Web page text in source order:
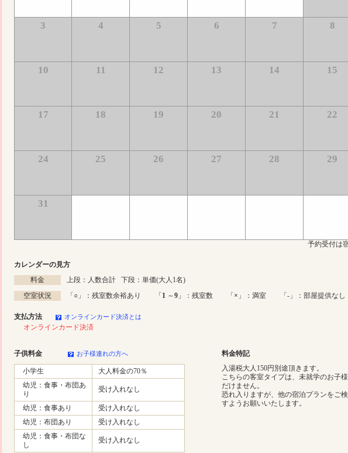
3 4 5 6 7 8
10 11 12 13 14 15
17 18 19 20 21 22
24 25 26 27 28 29
31
予約受付は
カレンダーの見方
料金
上段：人数合計 下段：単価(大人1名)
空室状況
「○ 」：残室数余裕あり 「1 ～9 」：残室数 「× 」：満室 「-」：部屋提供なし
支払方法 オンラインカード決済とは
オンラインカード決済
子供料金 お子様連れの方へ 料金特記
小学生
大人料金の70％
幼児：食事・布団あ
り
受け入れなし
幼児：食事あり
受け入れなし
幼児：布団あり
受け入れなし
幼児：食事・布団な
し
受け入れなし
入湯税大人150円別途頂きます。
こちらの客室タイプは、未就学のお子
だけません。
恐れ入りますが、他の宿泊プランをご
すようお願いいたします。